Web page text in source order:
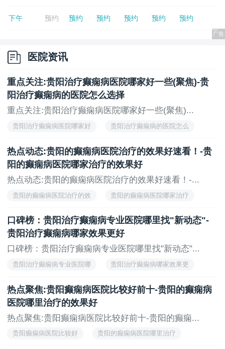
下午 预约 预约 预约 预约 预约 预约
医院资讯
重点关注:贵阳治疗癫痫病医院哪家好一些(聚焦)-贵
阳治疗癫痫病的医院怎么选择
重点关注:贵阳治疗癫痫病医院哪家好一些(聚焦)...
贵阳治疗癫痫病医院哪家好 贵阳治疗癫痫病的医院怎么
热点动态:贵阳的癫痫病医院治疗的效果好速看！-贵
阳的癫痫病医院哪家治疗的效果好
热点动态:贵阳的癫痫病医院治疗的效果好速看！-...
贵阳的癫痫病医院治疗的效 贵阳的癫痫病医院哪家治疗
口碑榜：贵阳治疗癫痫病专业医院哪里找"新动态"-
贵阳治疗癫痫病哪家效果更好
口碑榜：贵阳治疗癫痫病专业医院哪里找"新动态"...
贵阳治疗癫痫病专业医院哪 贵阳治疗癫痫病哪家效果更
热点聚焦:贵阳癫痫病医院比较好前十-贵阳的癫痫病
医院哪里治疗的效果好
热点聚焦:贵阳癫痫病医院比较好前十-贵阳的癫痫...
贵阳癫痫病医院比较好 贵阳的癫痫病医院哪里治疗